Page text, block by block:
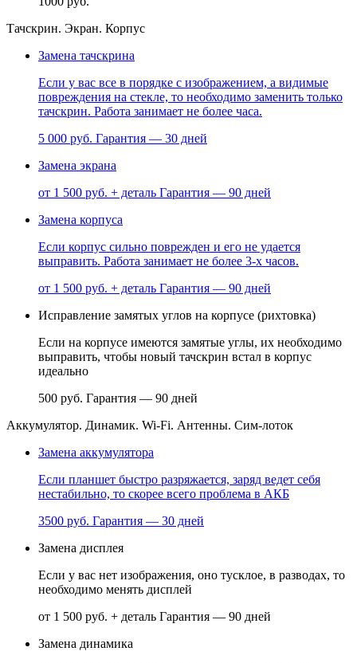
Тачскрин. Экран. Корпус
Замена тачскрина
Если у вас все в порядке с изображением, а видимые
повреждения на стекле, то необходимо заменить только
тачскрин. Работа занимает не более часа.
5 000 руб. Гарантия — 30 дней
Замена экрана
от 1 500 руб. + деталь Гарантия — 90 дней
Замена корпуса
Если корпус сильно поврежден и его не удается
выправить. Работа занимает не более 3-х часов.
от 1 500 руб. + деталь Гарантия — 90 дней
Исправление замятых углов на корпусе (рихтовка)
Если на корпусе имеются замятые углы, их необходимо
выправить, чтобы новый тачскрин встал в корпус
идеально
500 руб. Гарантия — 90 дней
Аккумулятор. Динамик. Wi-Fi. Антенны. Сим-лоток
Замена аккумулятора
Если планшет быстро разряжается, заряд ведет себя
нестабильно, то скорее всего проблема в АКБ
3500 руб. Гарантия — 30 дней
Замена дисплея
Если у вас нет изображения, оно тусклое, в разводах, то
необходимо менять дисплей
от 1 500 руб. + деталь Гарантия — 90 дней
Замена динамика